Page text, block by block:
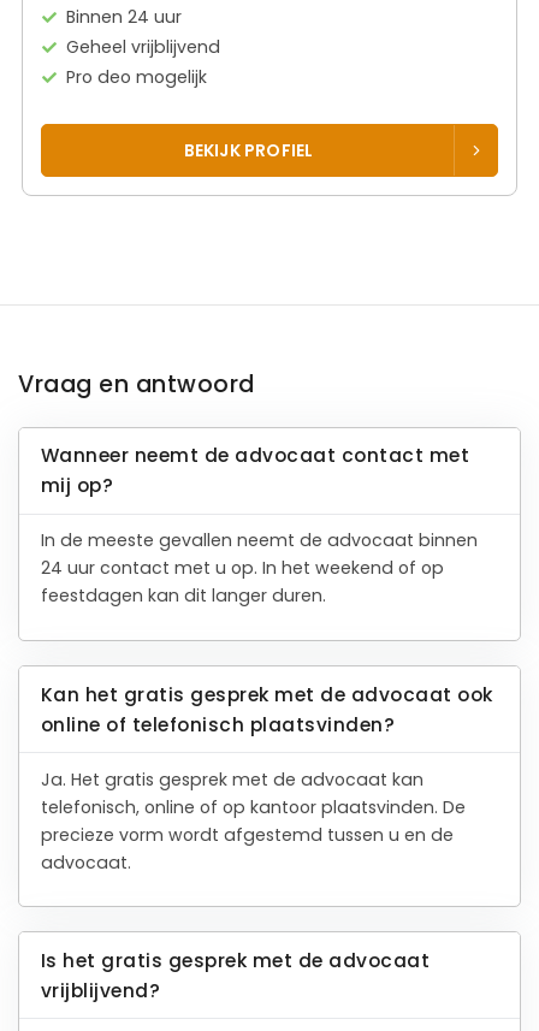
Binnen 24 uur
Geheel vrijblijvend
Pro deo mogelijk
BEKIJK PROFIEL
Vraag en antwoord
Wanneer neemt de advocaat contact met
mij op?
In de meeste gevallen neemt de advocaat binnen
24 uur contact met u op. In het weekend of op
feestdagen kan dit langer duren.
Kan het gratis gesprek met de advocaat ook
online of telefonisch plaatsvinden?
Ja. Het gratis gesprek met de advocaat kan
telefonisch, online of op kantoor plaatsvinden. De
precieze vorm wordt afgestemd tussen u en de
advocaat.
Is het gratis gesprek met de advocaat
vrijblijvend?